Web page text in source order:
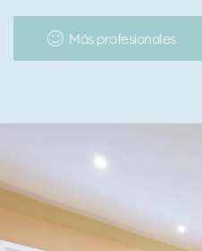
Más profesionales